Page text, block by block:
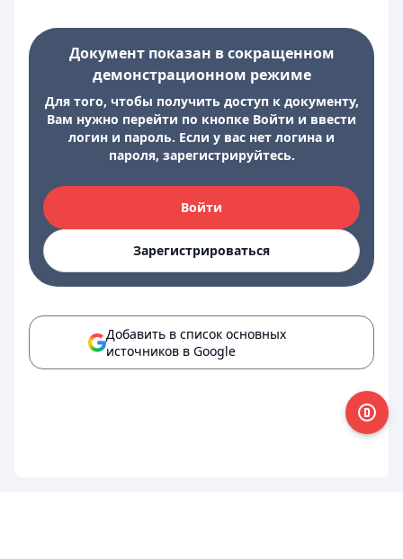
Документ показан в сокращенном
демонстрационном режиме
Для того, чтобы получить доступ к документу,
Вам нужно перейти по кнопке Войти и ввести
логин и пароль. Если у вас нет логина и
пароля, зарегистрируйтесь.
Войти
Зарегистрироваться
Добавить в список основных
источников в Google